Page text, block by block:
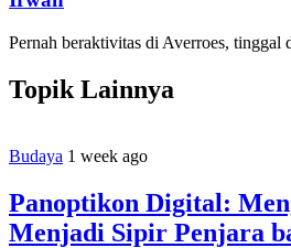
Pernah beraktivitas di Averroes, tinggal
Topik Lainnya
Budaya 1 week ago
Panoptikon Digital:
Menjadi Sipir Penjara